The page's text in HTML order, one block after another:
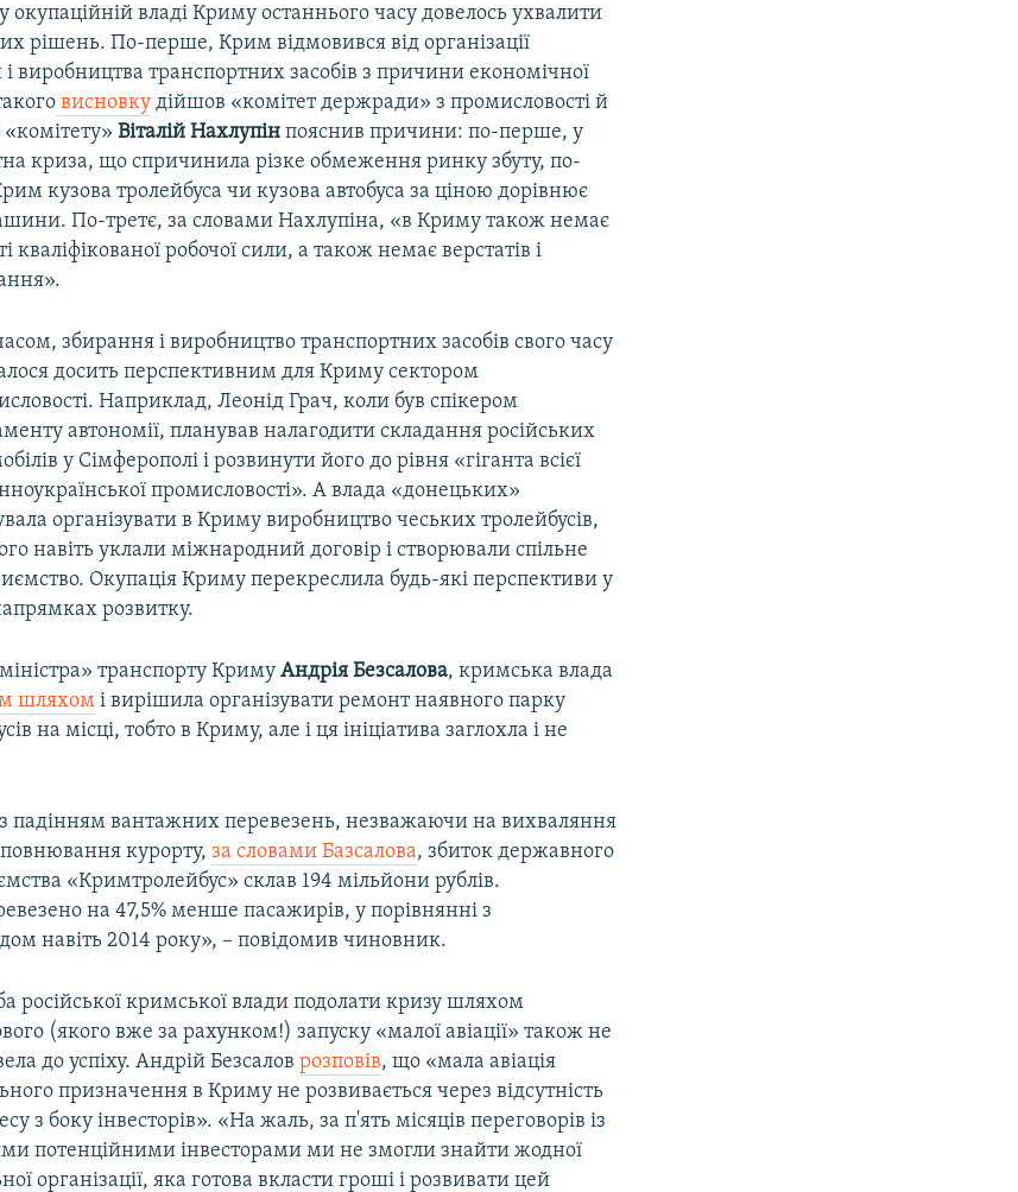
окупаційній владі Криму останнього часу довелось ухвалити
рішень. По-перше, Крим відмовився від організації
виробництва транспортних засобів з причини економічної
висновку дійшов «комітет держради» з промисловості й
«комітету»Віталій Нахлупін пояснив причини: по-перше, у
криза, що спричинила різке обмеження ринку збуту, по-
кузова тролейбуса чи кузова автобуса за ціною дорівнює
По-третє, за словами Нахлупіна, «в Криму також немає
кваліфікованої робочої сили, а також немає верстатів і
збирання і виробництво транспортних засобів свого часу
досить перспективним для Криму сектором
Наприклад, Леонід Грач, коли був спікером
автономії, планував налагодити складання російських
у Сімферополі і розвинути його до рівня «гіганта всієї
промисловості». А влада «донецьких»
організувати в Криму виробництво чеських тролейбусів,
навіть уклали міжнародний договір і створювали спільне
Окупація Криму перекреслила будь-які перспективи у
розвитку.
транспорту КримуАндрія Безсалова, кримська влада
шляхом і вирішила організувати ремонт наявного парку
на місці, тобто в Криму, але і ця ініціатива заглохла і не
падінням вантажних перевезень, незважаючи на вихваляння
курорту,за словами Базсалова, збиток державного
«Кримтролейбус» склав 194 мільйони рублів.
на 47,5% менше пасажирів, у порівнянні з
навіть 2014 року», – повідомив чиновник.
російської кримської влади подолати кризу шляхом
(якого вже за рахунком!) запуску «малої авіації» також не
до успіху. Андрій Безсалов розповів, що «мала авіація
призначення в Криму не розвивається через відсутність
з боку інвесторів». «На жаль, за п'ять місяців переговорів із
потенційними інвесторами ми не змогли знайти жодної
організації, яка готова вкласти гроші і розвивати цей